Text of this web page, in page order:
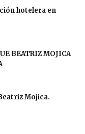
hotelera en
BEATRIZ MOJICA
Mojica.